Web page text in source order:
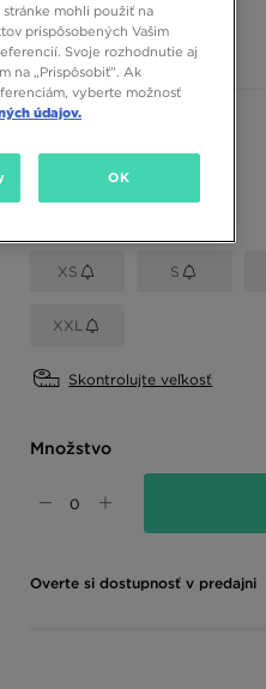
35,00 €
Sivá
XS S
XXL
Skontrolujte veľkosť
Množstvo
Overte si dostupnosť v predajni
stránke mohli použiť na
prispôsobených Vašim
Svoje rozhodnutie aj
na „Prispôsobiť”. Ak
vyberte možnosť
údajov.
OK